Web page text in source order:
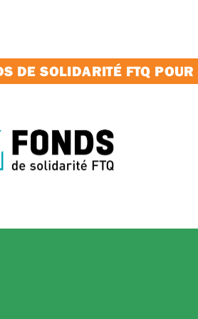
DE SOLIDARITÉ FTQ